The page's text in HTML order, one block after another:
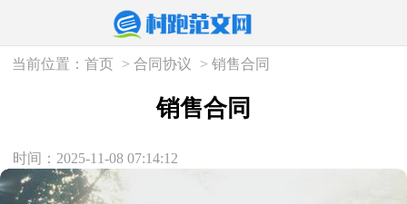
当前位置：首页 >合同协议 >销售合同
销售合同
时间：2025-11-08 07:14:12